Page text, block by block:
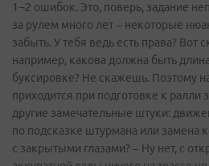
1¬2 ошибок. Это, поверь, задание
за рулем много лет – некоторые
забыть. У тебя ведь есть права? Вот
например, какова должна быть
буксировке? Не скажешь. Поэтому
приходится при подготовке к ралли
другие замечательные штуки:
по подсказке штурмана или замена
с закрытыми глазами? – Ну нет, с